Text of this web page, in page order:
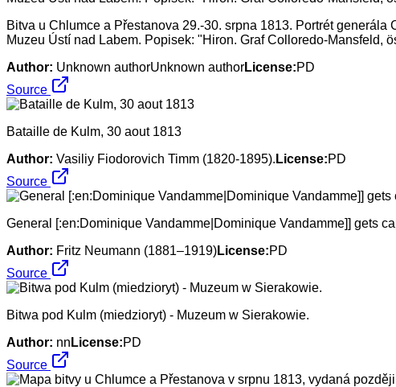
Bitva u Chlumce a Přestanova 29.-30. srpna 1813. Portrét
Muzeu Ústí nad Labem. Popisek: "Hiron. Graf Colloredo-Mansfeld,
Author: Unknown authorUnknown authorLicense:PD
Source
Bataille de Kulm, 30 aout 1813
Author: Vasiliy Fiodorovich Timm (1820-1895). License:PD
Source
General [:en:Dominique Vandamme|Dominique Vandamme]] gets
Author: Fritz Neumann (1881–1919)License:PD
Source
Bitwa pod Kulm (miedzioryt) - Muzeum w Sierakowie.
Author: nn License:PD
Source